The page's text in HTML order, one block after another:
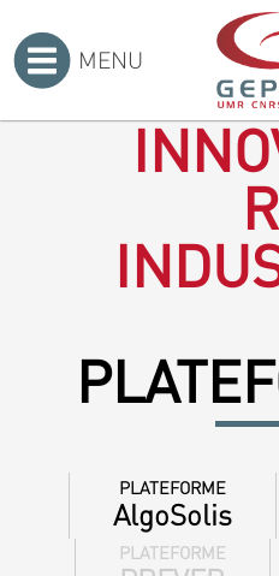
MENU
PLATEFORME
AlgoSolis
PLATEFORME